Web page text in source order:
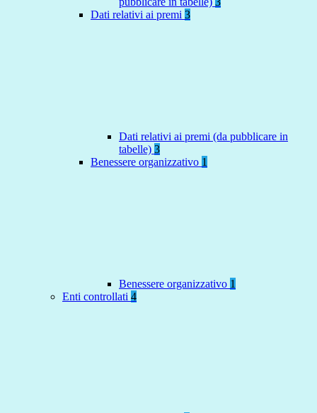
Dati relativi ai premi 3
Dati relativi ai premi (da pubblicare in
tabelle) 3
Benessere organizzativo 1
Benessere organizzativo 1
Enti controllati 4